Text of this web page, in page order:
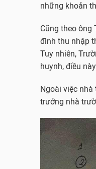
những khoản
Cũng theo ông
đình thu nhập
Tuy nhiên,
huynh, điều
Ngoài việc
trưởng nhà